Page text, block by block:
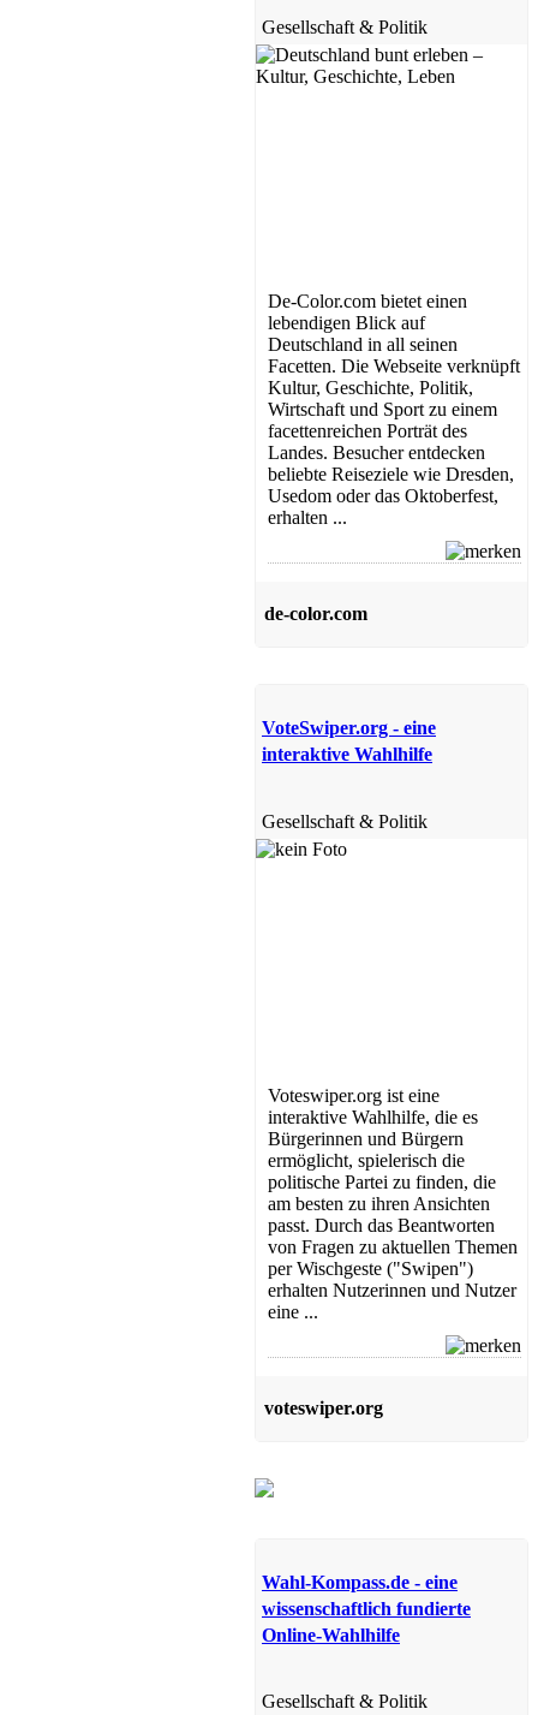
Gesellschaft & Politik
De-Color.com bietet einen
lebendigen Blick auf
Deutschland in all seinen
Facetten. Die Webseite verknüpft
Kultur, Geschichte, Politik,
Wirtschaft und Sport zu einem
facettenreichen Porträt des
Landes. Besucher entdecken
beliebte Reiseziele wie Dresden,
Usedom oder das Oktoberfest,
erhalten ...
de-color.com
VoteSwiper.org - eine
interaktive Wahlhilfe
Gesellschaft & Politik
Voteswiper.org ist eine
interaktive Wahlhilfe, die es
Bürgerinnen und Bürgern
ermöglicht, spielerisch die
politische Partei zu finden, die
am besten zu ihren Ansichten
passt. Durch das Beantworten
von Fragen zu aktuellen Themen
per Wischgeste ("Swipen")
erhalten Nutzerinnen und Nutzer
eine ...
voteswiper.org
Wahl-Kompass.de - eine
wissenschaftlich fundierte
Online-Wahlhilfe
Gesellschaft & Politik